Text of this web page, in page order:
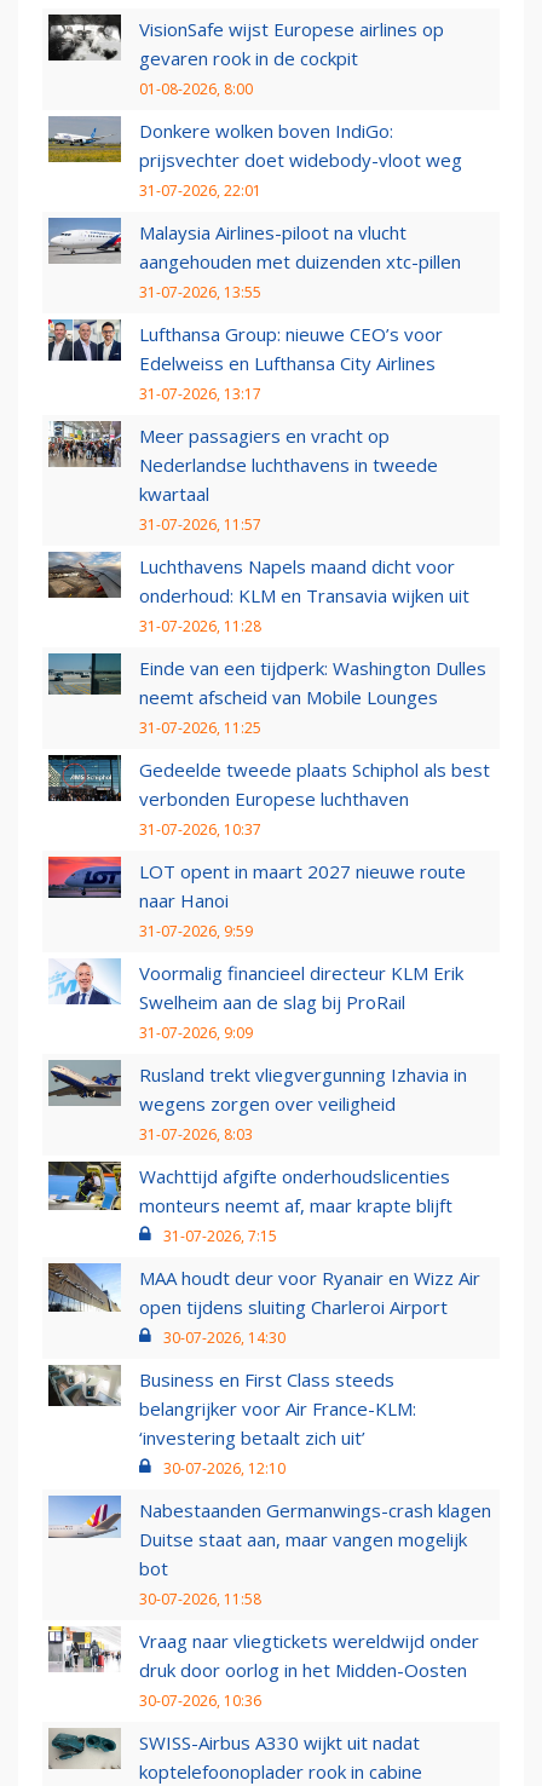
VisionSafe wijst Europese airlines op
gevaren rook in de cockpit
01-08-2026, 8:00
Donkere wolken boven IndiGo:
prijsvechter doet widebody-vloot weg
31-07-2026, 22:01
Malaysia Airlines-piloot na vlucht
aangehouden met duizenden xtc-pillen
31-07-2026, 13:55
Lufthansa Group: nieuwe CEO’s voor
Edelweiss en Lufthansa City Airlines
31-07-2026, 13:17
Meer passagiers en vracht op
Nederlandse luchthavens in tweede
kwartaal
31-07-2026, 11:57
Luchthavens Napels maand dicht voor
onderhoud: KLM en Transavia wijken uit
31-07-2026, 11:28
Einde van een tijdperk: Washington Dulles
neemt afscheid van Mobile Lounges
31-07-2026, 11:25
Gedeelde tweede plaats Schiphol als best
verbonden Europese luchthaven
31-07-2026, 10:37
LOT opent in maart 2027 nieuwe route
naar Hanoi
31-07-2026, 9:59
Voormalig financieel directeur KLM Erik
Swelheim aan de slag bij ProRail
31-07-2026, 9:09
Rusland trekt vliegvergunning Izhavia in
wegens zorgen over veiligheid
31-07-2026, 8:03
Wachttijd afgifte onderhoudslicenties
monteurs neemt af, maar krapte blijft
31-07-2026, 7:15
MAA houdt deur voor Ryanair en Wizz Air
open tijdens sluiting Charleroi Airport
30-07-2026, 14:30
Business en First Class steeds
belangrijker voor Air France-KLM:
‘investering betaalt zich uit’
30-07-2026, 12:10
Nabestaanden Germanwings-crash klagen
Duitse staat aan, maar vangen mogelijk
bot
30-07-2026, 11:58
Vraag naar vliegtickets wereldwijd onder
druk door oorlog in het Midden-Oosten
30-07-2026, 10:36
SWISS-Airbus A330 wijkt uit nadat
koptelefoonoplader rook in cabine